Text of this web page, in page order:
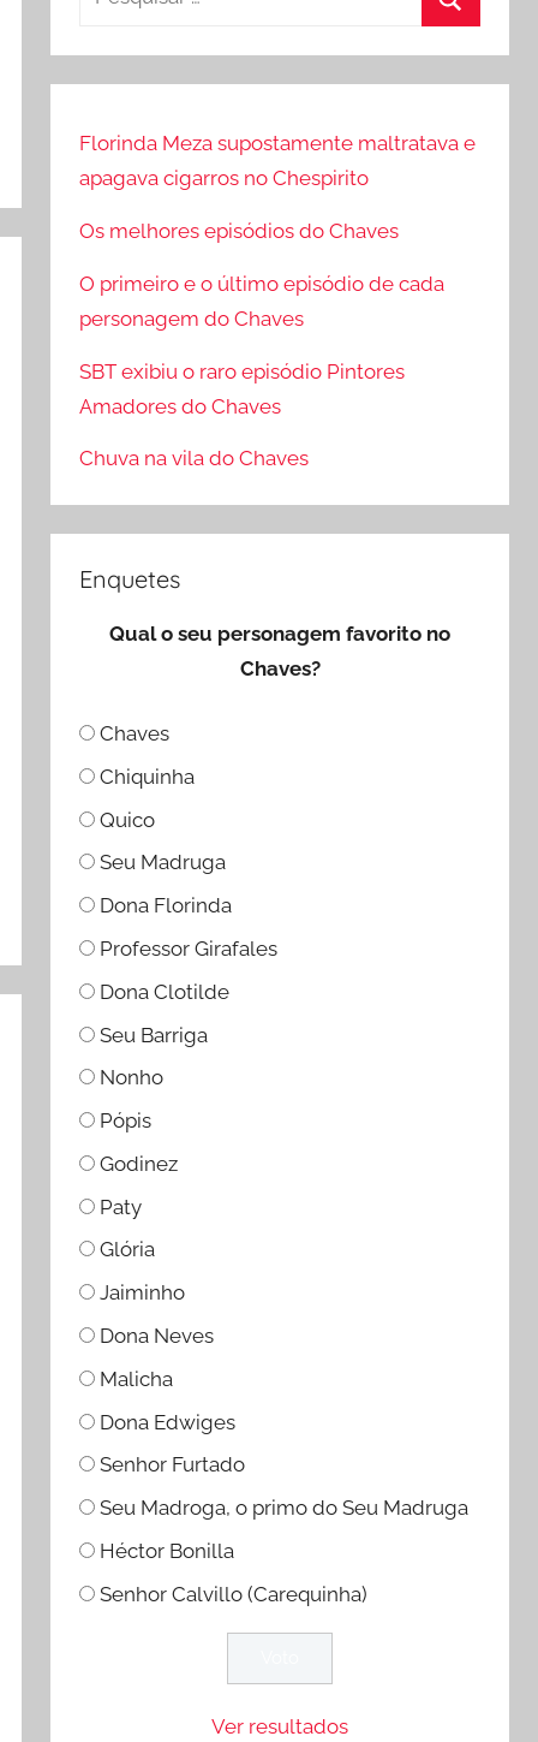
Florinda Meza supostamente maltratava e
apagava cigarros no Chespirito
Os melhores episódios do Chaves
O primeiro e o último episódio de cada
personagem do Chaves
SBT exibiu o raro episódio Pintores
Amadores do Chaves
Chuva na vila do Chaves
Enquetes
Qual o seu personagem favorito no
Chaves?
Chaves
Chiquinha
Quico
Seu Madruga
Dona Florinda
Professor Girafales
Dona Clotilde
Seu Barriga
Nonho
Pópis
Godinez
Paty
Glória
Jaiminho
Dona Neves
Malicha
Dona Edwiges
Senhor Furtado
Seu Madroga, o primo do Seu Madruga
Héctor Bonilla
Senhor Calvillo (Carequinha)
Ver resultados